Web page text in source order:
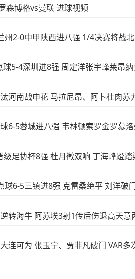
森博格vs曼联 进球视频
2-0中甲陕西进八强 1/4决赛将战
5-4深圳进8强 周定洋张宇峰莱昂
河南战申花 马拉尼昂、阿卜杜肉苏
6-5蓉城进八强 韦林顿索罗金罗慕
足协杯8强 杜月徵双响 丁海峰蹬踏
6-5三镇进8强 克雷桑绝平 刘洋破
转海牛 阿苏埃3射1传后伤退高天意
连可为 张玉宁、贾非凡破门 VAR多